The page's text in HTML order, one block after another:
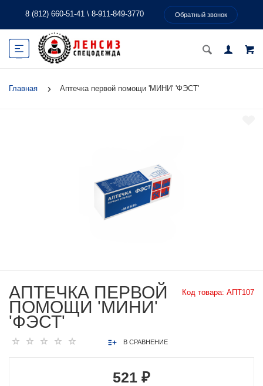
8 (812) 660-51-41 \ 8-911-849-3770 Обратный звонок
Главная Аптечка первой помощи 'МИНИ' 'ФЭСТ'
Код товара: АПТ107
АПТЕЧКА ПЕРВОЙ
ПОМОЩИ 'МИНИ'
'ФЭСТ'
В СРАВНЕНИЕ
521 ₽